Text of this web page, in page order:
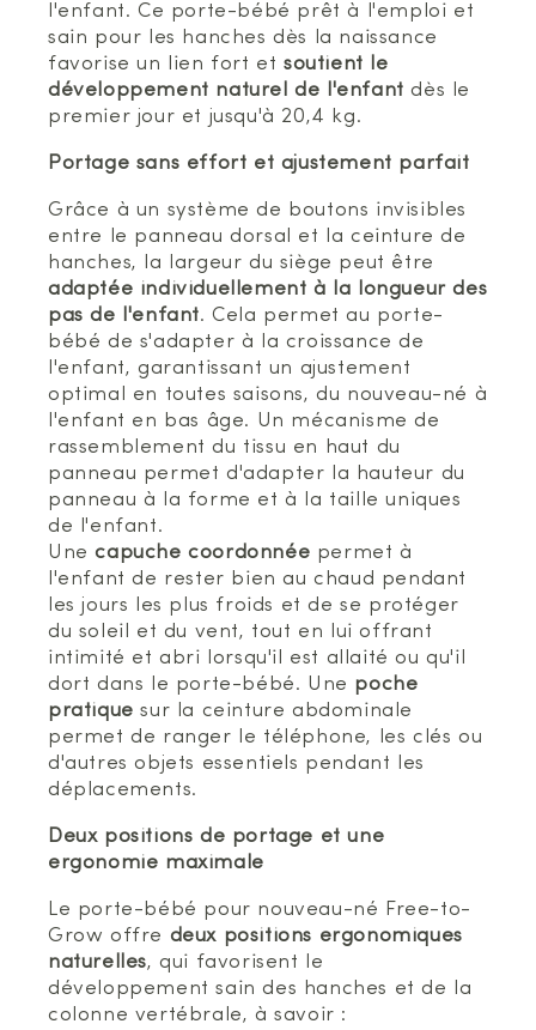
l'enfant. Ce porte-bébé prêt à l'emploi et
sain pour les hanches dès la naissance
favorise un lien fort etsoutient le
développement naturel de l'enfant dès le
premier jour et jusqu'à 20,4 kg.
Portage sans effort et ajustement parfait
Grâce à un système de boutons invisibles
entre le panneau dorsal et la ceinture de
hanches, la largeur du siège peut être
adaptée individuellement à la longueur des
pas de l'enfant. Cela permet au porte-
bébé de s'adapter à la croissance de
l'enfant, garantissant un ajustement
optimal en toutes saisons, du nouveau-né à
l'enfant en bas âge. Un mécanisme de
rassemblement du tissu en haut du
panneau permet d'adapter la hauteur du
panneau à la forme et à la taille uniques
de l'enfant.
Unecapuche coordonnée permet à
l'enfant de rester bien au chaud pendant
les jours les plus froids et de se protéger
du soleil et du vent, tout en lui offrant
intimité et abri lorsqu'il est allaité ou qu'il
dort dans le porte-bébé. Une poche
pratique sur la ceinture abdominale
permet de ranger le téléphone, les clés ou
d'autres objets essentiels pendant les
déplacements.
Deux positions de portage et une
ergonomie maximale
Le porte-bébé pour nouveau-né Free-to-
Grow offre deux positions ergonomiques
naturelles, qui favorisent le
développement sain des hanches et de la
colonne vertébrale, à savoir :